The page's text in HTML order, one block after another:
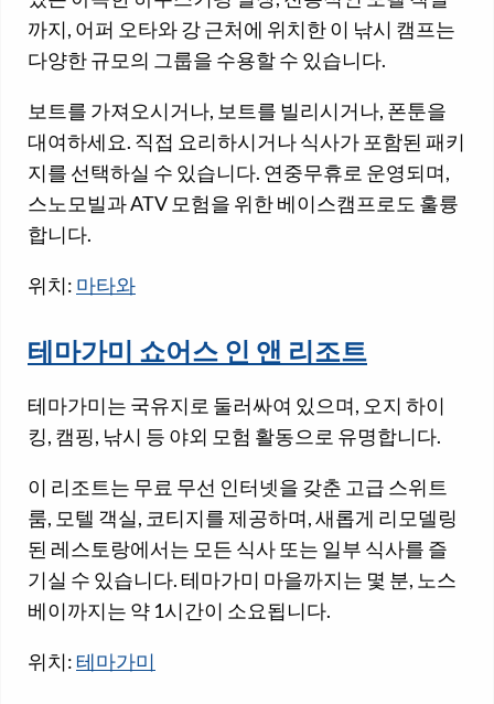
까지, 어퍼 오타와 강 근처에 위치한 이 낚시 캠프는
다양한 규모의 그룹을 수용할 수 있습니다.
보트를 가져오시거나, 보트를 빌리시거나, 폰툰을
대여하세요. 직접 요리하시거나 식사가 포함된 패키
지를 선택하실 수 있습니다. 연중무휴로 운영되며,
스노모빌과 ATV 모험을 위한 베이스캠프로도 훌륭
합니다.
위치: 마타와
테마가미 쇼어스 인 앤 리조트
테마가미는 국유지로 둘러싸여 있으며, 오지 하이
킹, 캠핑, 낚시 등 야외 모험 활동으로 유명합니다.
이 리조트는 무료 무선 인터넷을 갖춘 고급 스위트
룸, 모텔 객실, 코티지를 제공하며, 새롭게 리모델링
된 레스토랑에서는 모든 식사 또는 일부 식사를 즐
기실 수 있습니다. 테마가미 마을까지는 몇 분, 노스
베이까지는 약 1시간이 소요됩니다.
위치: 테마가미